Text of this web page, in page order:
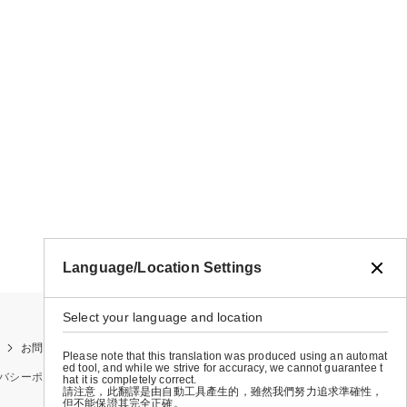
お問い合わせ
シーポリシー 特定商取引法に基づく表示 会社概要
Language/Location Settings
Select your language and location
Please note that this translation was produced using an automat
ed tool, and while we strive for accuracy, we cannot guarantee t
hat it is completely correct.
請注意，此翻譯是由自動工具產生的，雖然我們努力追求準確性，
但不能保證其完全正確。